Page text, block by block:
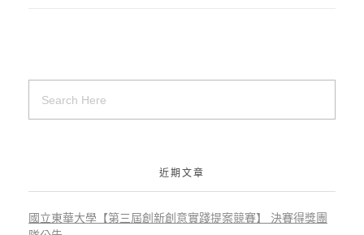
近期文章
國立東華大學【第三屆創新創意實踐提案競賽】 決賽得獎團